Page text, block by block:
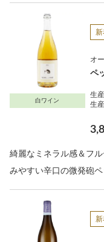
白ワイン
オ
ペ
生
生
綺麗なミネラル感＆フ
みやすい辛口の微発砲ペ